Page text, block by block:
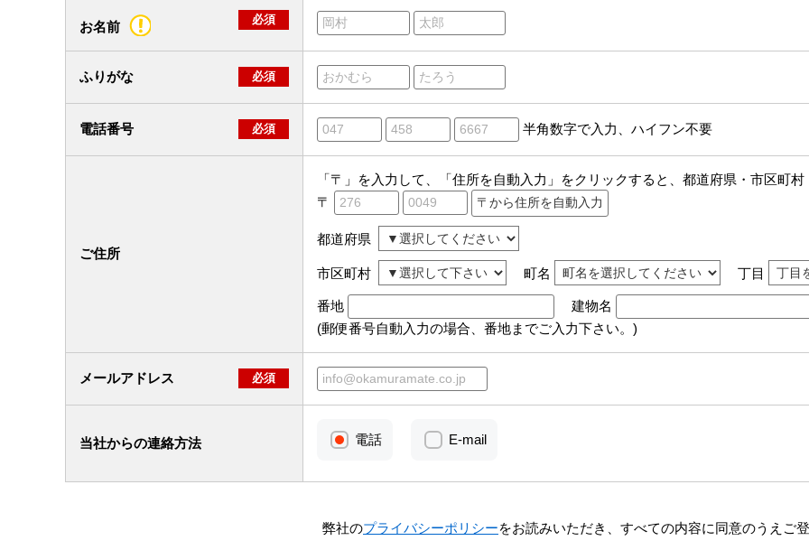
お名前 必須
ふりがな 必須
電話番号 必須 半角数字で入力、ハイフン不要
ご住所
「〒」を入力して、「住所を自動入力」をクリックすると、都道府県・市区町
〒
都道府県
市区町村 町名 丁目
番地
建物名
(郵便番号自動入力の場合、番地までご入力下さい。)
メールアドレス 必須
当社からの連絡方法 電話 E-mail
弊社のプライバシーポリシーをお読みいただき、すべての内容に同意のうえご登